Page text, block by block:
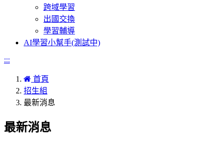
跨域學習
出國交換
學習輔導
AI學習小幫手(測試中)
:::
首頁
招生組
最新消息
最新消息